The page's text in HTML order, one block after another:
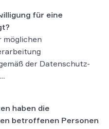
für eine
möglichen
der Datenschutz-
haben die
betroffenen Personen